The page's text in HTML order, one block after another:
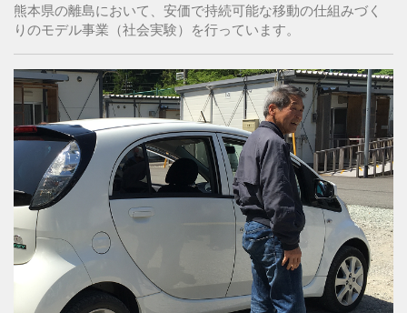
熊本県の離島において、安価で持続可能な移動の仕組みづく
りのモデル事業（社会実験）を行っています。